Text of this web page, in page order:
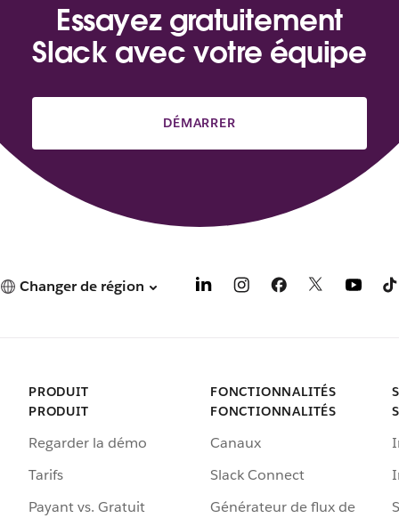
Essayez gratuitement
Slack avec votre équipe
DÉMARRER
Changer de région
PRODUIT
PRODUIT
Regarder la démo
Tarifs
Payant vs. Gratuit
FONCTIONNALITÉS
FONCTIONNALITÉS
Canaux
Slack Connect
Générateur de flux de